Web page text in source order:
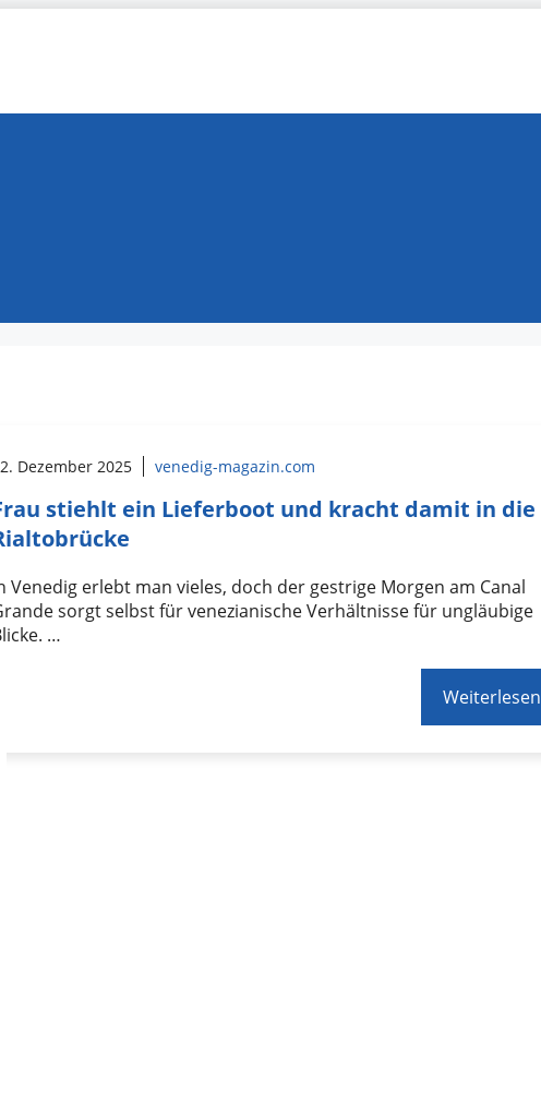
Dezember 2025 venedig-magazin.com
stiehlt ein Lieferboot und kracht damit in die
Venedig erlebt man vieles, doch der gestrige Morgen am Canal
sorgt selbst für venezianische Verhältnisse für ungläubige
…
Weiterlesen